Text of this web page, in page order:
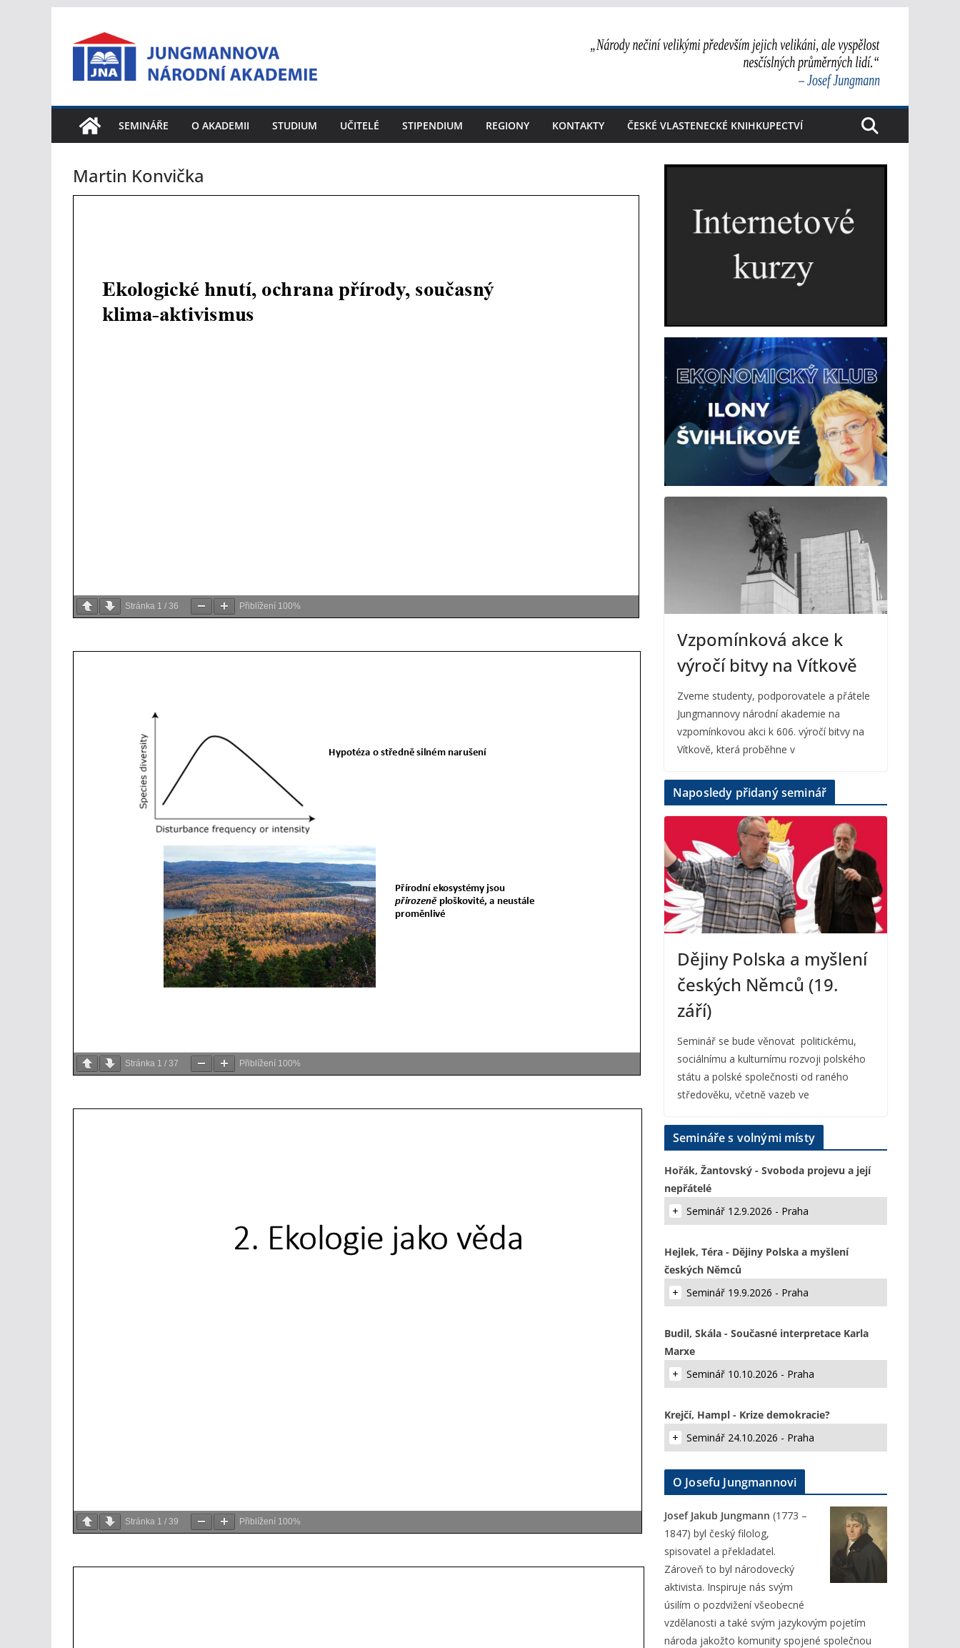
SEMINÁŘE O AKADEMII STUDIUM UČITELÉ STIPENDIUM REGIONY KONTAKTY ČESKÉ VLASTENECKÉ KNIHKUPECTVÍ
Martin Konvička
Stránka 1 / 36 Přiblížení 100%
Stránka 1 / 37 Přiblížení 100%
Stránka 1 / 39 Přiblížení 100%
Vzpomínková akce k
výročí bitvy na Vítkově
Zveme studenty, podporovatele a přátele
Jungmannovy národní akademie na
vzpomínkovou akci k 606. výročí bitvy na
Vítkově, která proběhne v
Naposledy přidaný seminář
Dějiny Polska a myšlení
českých Němců (19.
září)
Seminář se bude věnovat politickému,
sociálnímu a kulturnímu rozvoji polského
státu a polské společnosti od raného
středověku, včetně vazeb ve
Semináře s volnými místy
Hořák, Žantovský - Svoboda projevu a její
nepřátelé
Seminář 12.9.2026 - Praha
Hejlek, Téra - Dějiny Polska a myšlení
českých Němců
Seminář 19.9.2026 - Praha
Budil, Skála - Současné interpretace Karla
Marxe
Seminář 10.10.2026 - Praha
Krejčí, Hampl - Krize demokracie?
Seminář 24.10.2026 - Praha
O Josefu Jungmannovi
Josef Jakub Jungmann (1773 –
1847) byl český filolog,
spisovatel a překladatel.
Zároveň to byl národovecký
aktivista. Inspiruje nás svým
úsilím o pozdvižení všeobecné
vzdělanosti a také svým jazykovým pojetím
národa jakožto komunity spojené společnou